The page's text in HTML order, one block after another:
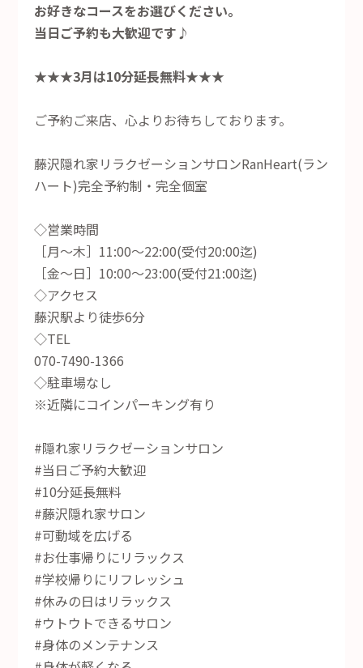
お好きなコースをお選びください。
当日ご予約も大歓迎です♪
★★★3月は10分延長無料★★★
ご予約ご来店、心よりお待ちしております。
藤沢隠れ家リラクゼーションサロンRanHeart(ラン
ハート)完全予約制・完全個室
◇営業時間
［月～木］11:00～22:00(受付20:00迄)
［金～日］10:00～23:00(受付21:00迄)
◇アクセス
藤沢駅より徒歩6分
◇TEL
070-7490-1366
◇駐車場なし
※近隣にコインパーキング有り
#隠れ家リラクゼーションサロン
#当日ご予約大歓迎
#10分延長無料
#藤沢隠れ家サロン
#可動域を広げる
#お仕事帰りにリラックス
#学校帰りにリフレッシュ
#休みの日はリラックス
#ウトウトできるサロン
#身体のメンテナンス